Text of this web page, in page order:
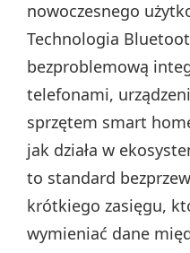
nowoczesnego
Technologia
bezproblemową
telefonami,
sprzętem smart
jak działa w
to standard
krótkiego zasięgu,
wymieniać dane